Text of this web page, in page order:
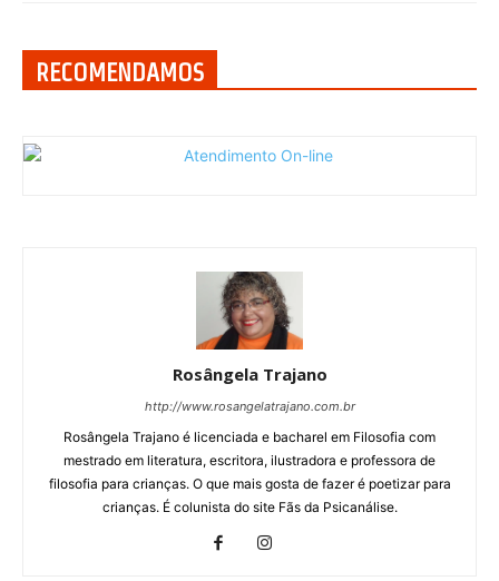
RECOMENDAMOS
Rosângela Trajano
http://www.rosangelatrajano.com.br
Rosângela Trajano é licenciada e bacharel em Filosofia com
mestrado em literatura, escritora, ilustradora e professora de
filosofia para crianças. O que mais gosta de fazer é poetizar para
crianças. É colunista do site Fãs da Psicanálise.